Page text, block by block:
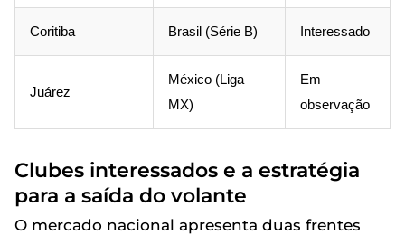
Coritiba Brasil (Série B) Interessado
Juárez
México (Liga
MX)
Em
observação
Clubes interessados e a estratégia
para a saída do volante
O mercado nacional apresenta duas frentes